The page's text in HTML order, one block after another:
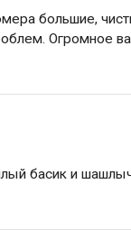
большие,
Огромное
басик и